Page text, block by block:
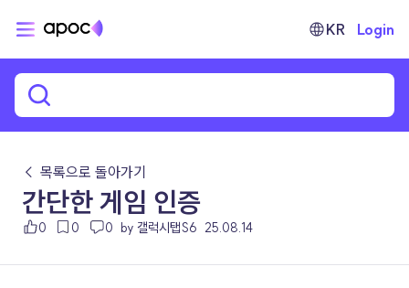
KR Login
← 목록으로 돌아가기
간단한 게임 인증
0 0 0 by 갤럭시탭S6 25.08.14